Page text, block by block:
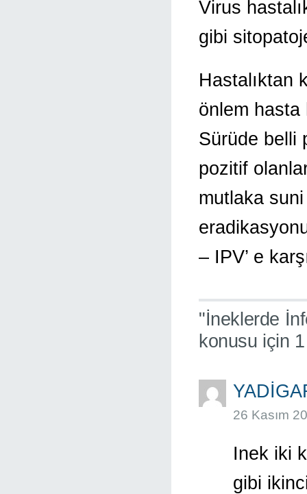
Virus
gibi
Hastalıktan
önlem hasta
Sürüde belli
pozitif
mutlaka suni
– IPV’ e
"İneklerde
konusu için
26 Kasım
Inek iki
gibi